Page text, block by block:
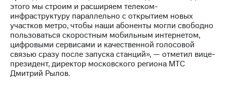
управление
Корпоративный
секретарь
Раскрытие
информации
Информация
акционерам
этого мы строим и расширяем телеком-
инфраструктуру параллельно с открытием новых
участков метро, чтобы наши абоненты могли свободно
пользоваться скоростным мобильным интернетом,
цифровыми сервисами и качественной голосовой
связью сразу после запуска станций», — отметил вице-
президент, директор московского региона МТС
Дмитрий Рылов.